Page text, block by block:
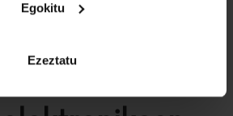
Egokitu
Ezeztatu